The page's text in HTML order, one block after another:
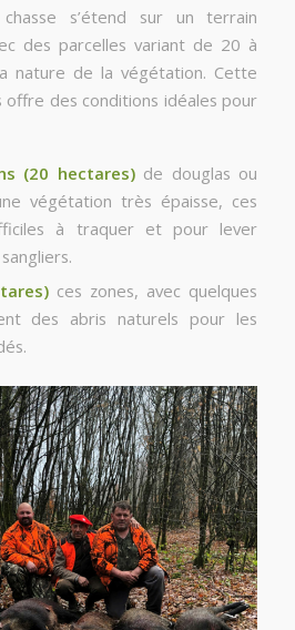
s’étend sur un terrain
des parcelles variant de 20 à
nature de la végétation. Cette
offre des conditions idéales pour
(20 hectares)de douglas ou
végétation très épaisse, ces
à traquer et pour lever
ces zones, avec quelques
des abris naturels pour les